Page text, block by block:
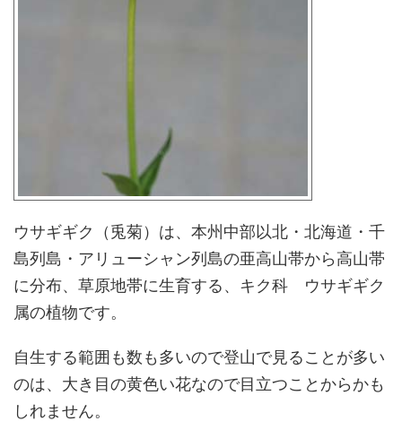
ウサギギク（兎菊）は、本州中部以北・北海道・千
島列島・アリューシャン列島の亜高山帯から高山帯
に分布、草原地帯に生育する、キク科 ウサギギク
属の植物です。
自生する範囲も数も多いので登山で見ることが多い
のは、大き目の黄色い花なので目立つことからかも
しれません。